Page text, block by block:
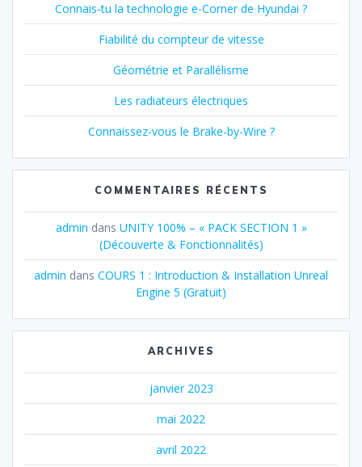
Connais-tu la technologie e-Corner de Hyundai ?
Fiabilité du compteur de vitesse
Géométrie et Parallélisme
Les radiateurs électriques
Connaissez-vous le Brake-by-Wire ?
COMMENTAIRES RÉCENTS
admin dans UNITY 100% – « PACK SECTION 1 »
(Découverte & Fonctionnalités)
admin dans COURS 1 : Introduction & Installation Unreal
Engine 5 (Gratuit)
ARCHIVES
janvier 2023
mai 2022
avril 2022